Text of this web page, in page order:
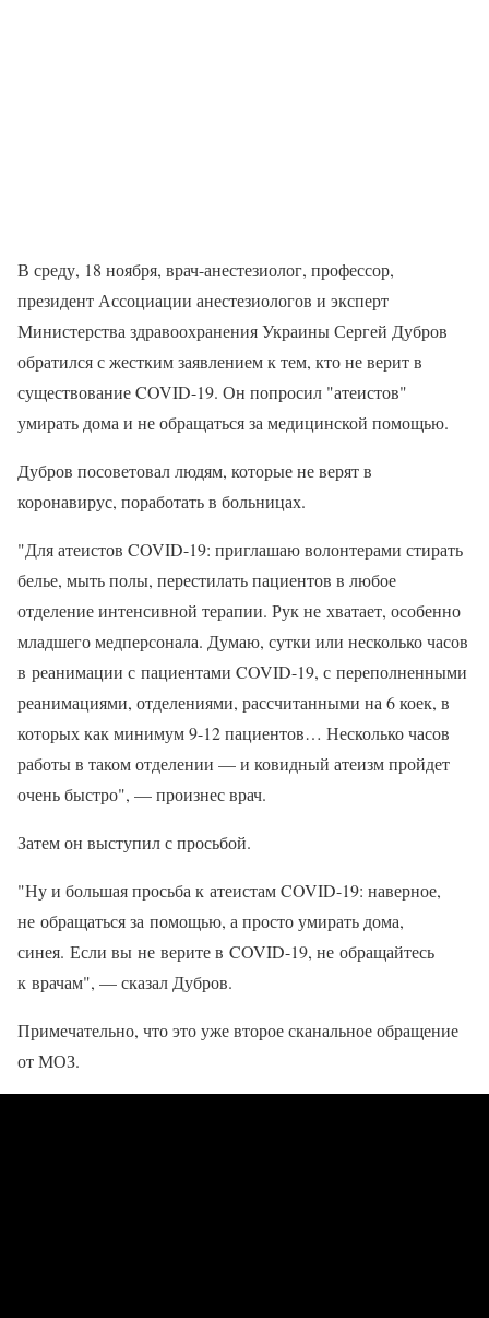
В среду, 18 ноября, врач-анестезиолог, профессор,
президент Ассоциации анестезиологов и эксперт
Министерства здравоохранения Украины Сергей Дубров
обратился с жестким заявлением к тем, кто не верит в
существование COVID-19. Он попросил "атеистов"
умирать дома и не обращаться за медицинской помощью.
Дубров посоветовал людям, которые не верят в
коронавирус, поработать в больницах.
"Для атеистов COVID-19: приглашаю волонтерами стирать
белье, мыть полы, перестилать пациентов в любое
отделение интенсивной терапии. Рук не хватает, особенно
младшего медперсонала. Думаю, сутки или несколько часов
в реанимации с пациентами COVID-19, с переполненными
реанимациями, отделениями, рассчитанными на 6 коек, в
которых как минимум 9-12 пациентов… Несколько часов
работы в таком отделении — и ковидный атеизм пройдет
очень быстро", — произнес врач.
Затем он выступил с просьбой.
"Ну и большая просьба к атеистам COVID-19: наверное,
не обращаться за помощью, а просто умирать дома,
синея. Если вы не верите в COVID-19, не обращайтесь
к врачам", — сказал Дубров.
Примечательно, что это уже второе сканальное обращение
от МОЗ.